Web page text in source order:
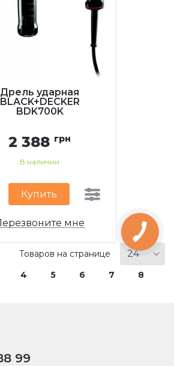
Дрель ударная
BLACK+DECKER
BDK700K
2 388 грн
В наличии
Купить
мне
4 5 6 7 8
Товаров на странице
99